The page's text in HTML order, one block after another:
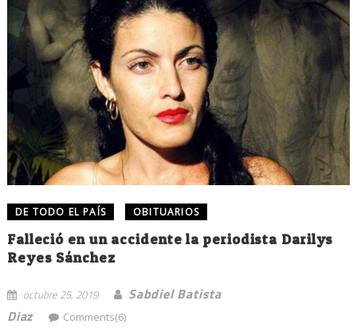
DE TODO EL PAÍS OBITUARIOS
Falleció en un accidente la periodista Darilys
Reyes Sánchez
octubre 25, 2019
Sabdiel Batista
Diaz
Comments(6)